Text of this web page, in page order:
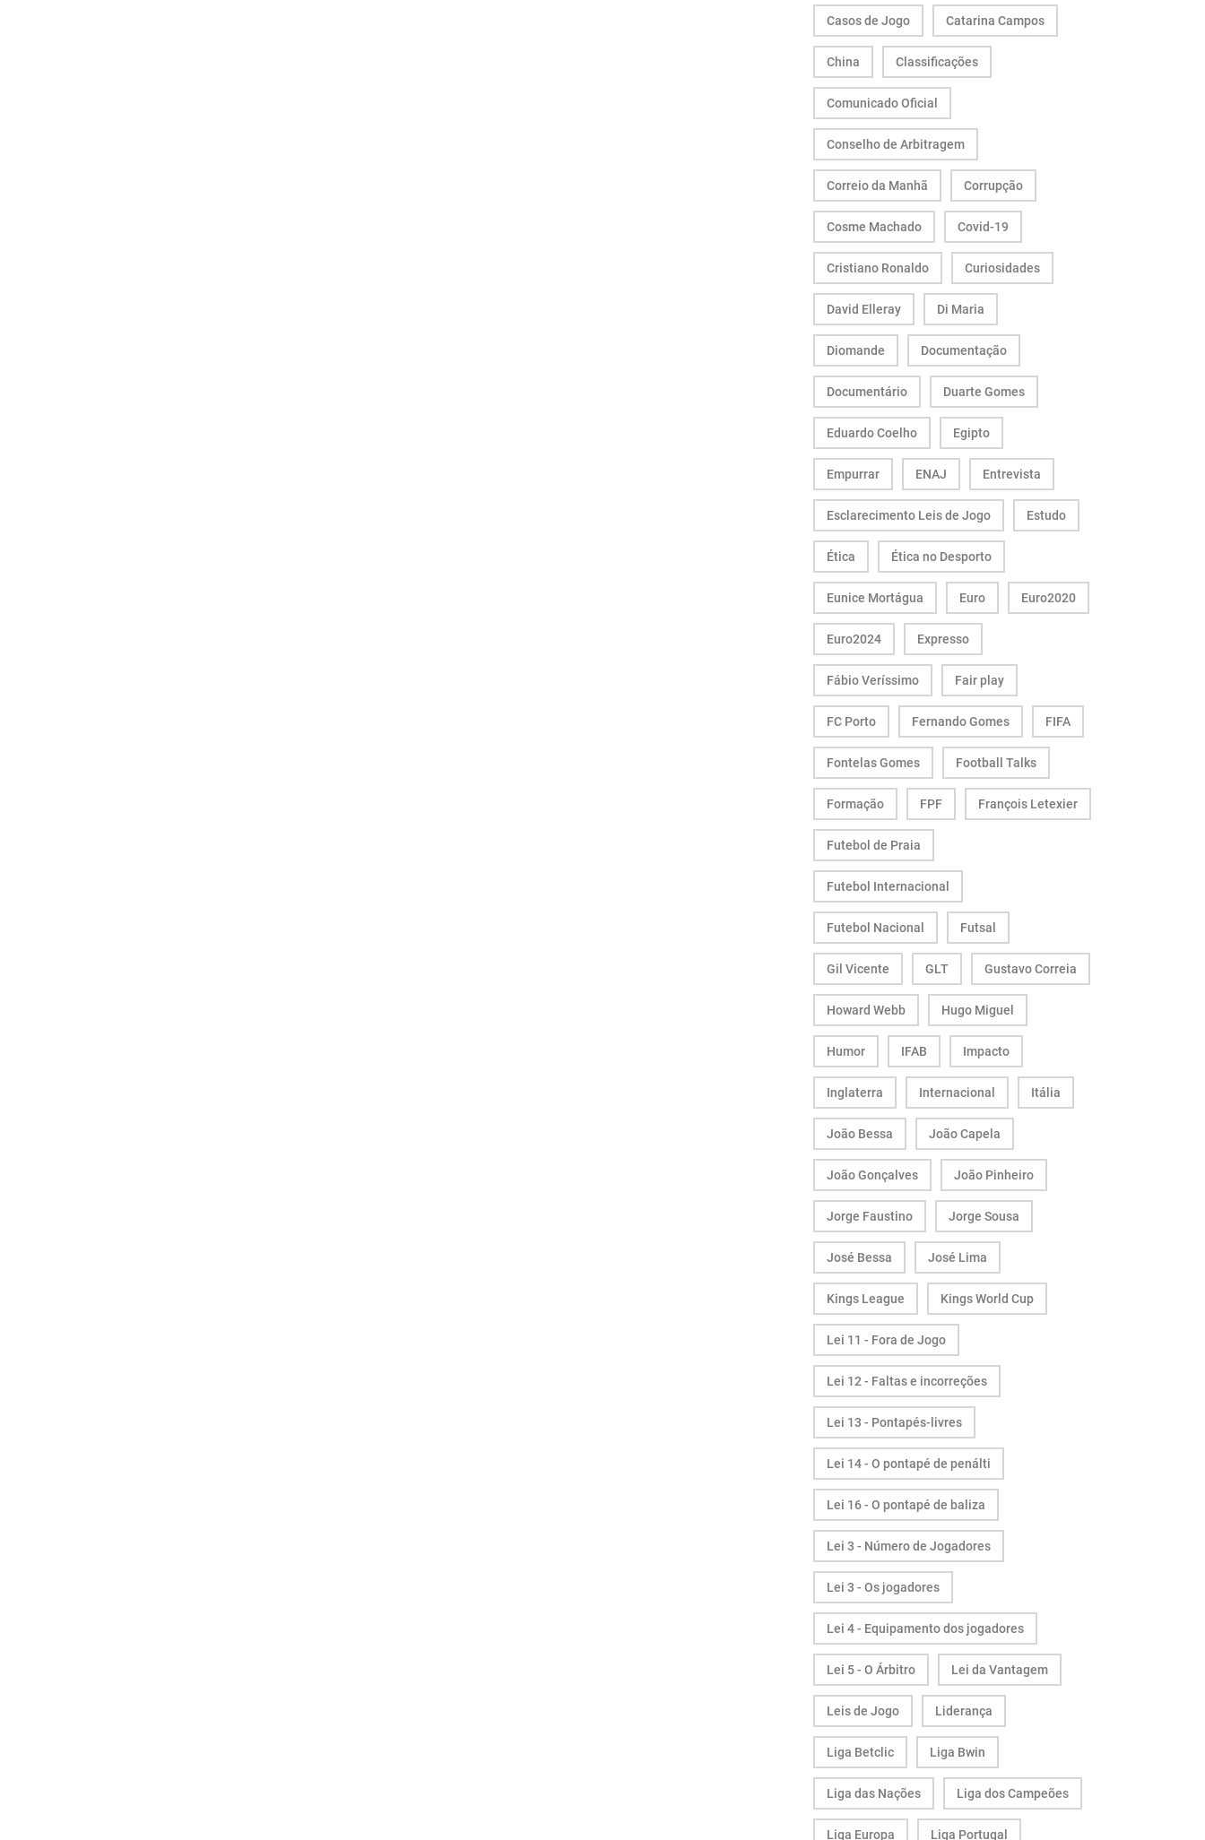
Casos de Jogo Catarina Campos
China Classificações
Comunicado Oficial
Conselho de Arbitragem
Correio da Manhã Corrupção
Cosme Machado Covid-19
Cristiano Ronaldo Curiosidades
David Elleray Di Maria
Diomande Documentação
Documentário Duarte Gomes
Eduardo Coelho Egipto
Empurrar ENAJ Entrevista
Esclarecimento Leis de Jogo Estudo
Ética Ética no Desporto
Eunice Mortágua Euro Euro2020
Euro2024 Expresso
Fábio Veríssimo Fair play
FC Porto Fernando Gomes FIFA
Fontelas Gomes Football Talks
Formação FPF François Letexier
Futebol de Praia
Futebol Internacional
Futebol Nacional Futsal
Gil Vicente GLT Gustavo Correia
Howard Webb Hugo Miguel
Humor IFAB Impacto
Inglaterra Internacional Itália
João Bessa João Capela
João Gonçalves João Pinheiro
Jorge Faustino Jorge Sousa
José Bessa José Lima
Kings League Kings World Cup
Lei 11 - Fora de Jogo
Lei 12 - Faltas e incorreções
Lei 13 - Pontapés-livres
Lei 14 - O pontapé de penálti
Lei 16 - O pontapé de baliza
Lei 3 - Número de Jogadores
Lei 3 - Os jogadores
Lei 4 - Equipamento dos jogadores
Lei 5 - O Árbitro Lei da Vantagem
Leis de Jogo Liderança
Liga Betclic Liga Bwin
Liga das Nações Liga dos Campeões
Liga Europa Liga Portugal